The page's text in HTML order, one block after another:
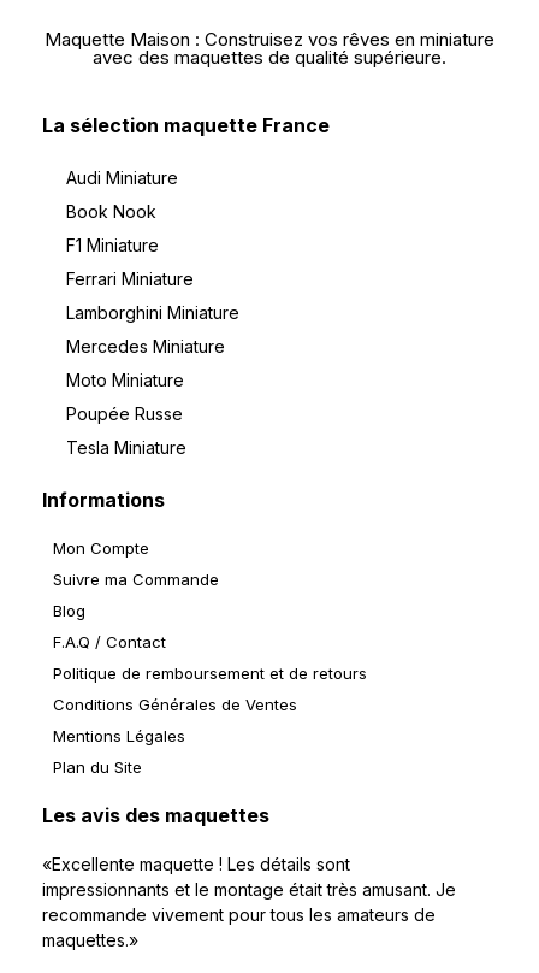
Maquette Maison : Construisez vos rêves en miniature
avec des maquettes de qualité supérieure.
La sélection maquette France
Audi Miniature
Book Nook
F1 Miniature
Ferrari Miniature
Lamborghini Miniature
Mercedes Miniature
Moto Miniature
Poupée Russe
Tesla Miniature
Informations
Mon Compte
Suivre ma Commande
Blog
F.A.Q / Contact
Politique de remboursement et de retours
Conditions Générales de Ventes
Mentions Légales
Plan du Site
Les avis des maquettes
«Excellente maquette ! Les détails sont
impressionnants et le montage était très amusant. Je
recommande vivement pour tous les amateurs de
maquettes.»